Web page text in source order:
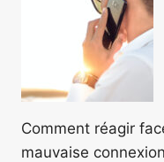
Comment réagir
mauvaise